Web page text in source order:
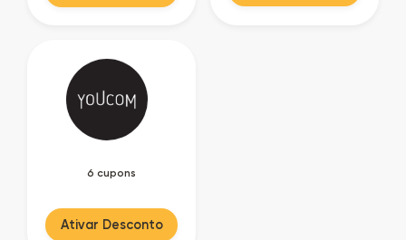
6 cupons
Ativar Desconto